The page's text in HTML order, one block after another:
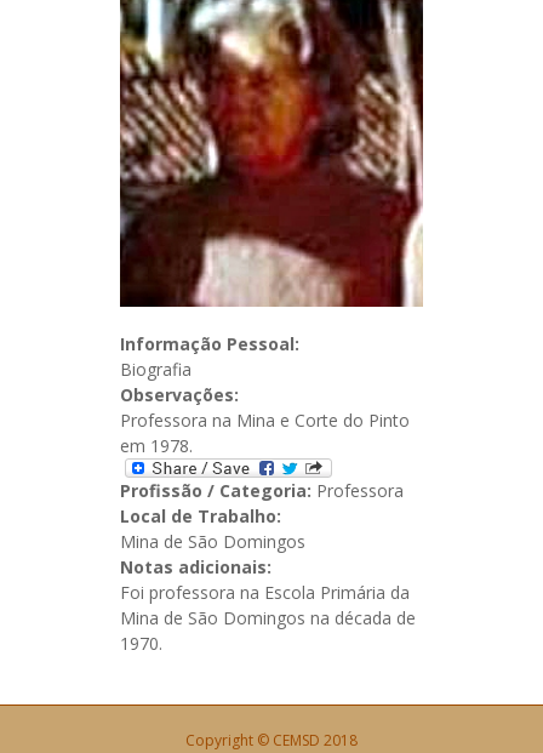
Informação Pessoal:
Biografia
Observações:
Professora na Mina e Corte do Pinto
em 1978.
Profissão / Categoria: Professora
Local de Trabalho:
Mina de São Domingos
Notas adicionais:
Foi professora na Escola Primária da
Mina de São Domingos na década de
1970.
Copyright © CEMSD 2018